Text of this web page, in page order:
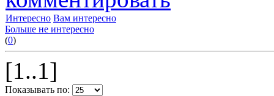
Интересно Вам интересно
Больше не интересно
(0)
[1..1]
Показывать по: